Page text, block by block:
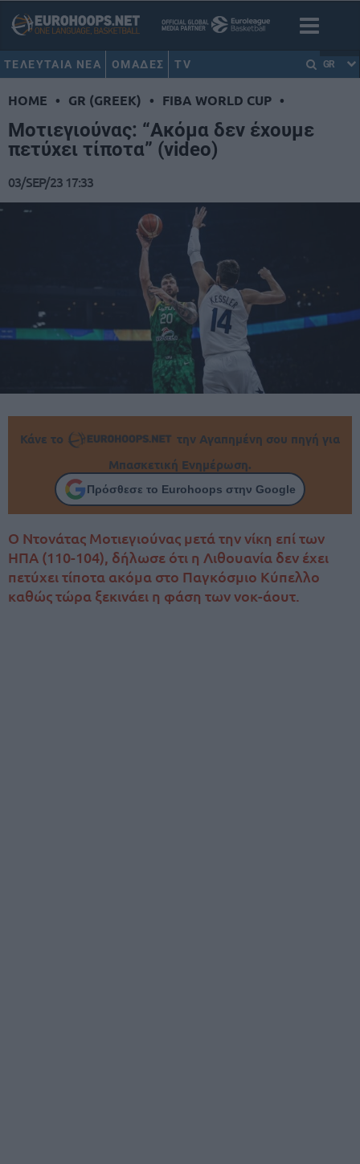
ΤΕΛΕΥΤΑΙΑ ΝΕΑ ΟΜΑΔΕΣ TV GR
HOME • GR (GREEK) • FIBA WORLD CUP •
Μοτιεγιούνας: “Ακόμα δεν έχουμε
πετύχει τίποτα” (video)
03/SEP/23 17:33
Κάνε το
την Αγαπημένη σου πηγή για
Μπασκετική Ενημέρωση.
Πρόσθεσε το Eurohoops στην Google
Ο Ντονάτας Μοτιεγιούνας μετά την νίκη επί των
ΗΠΑ (110-104), δήλωσε ότι η Λιθουανία δεν έχει
πετύχει τίποτα ακόμα στο Παγκόσμιο Κύπελλο
καθώς τώρα ξεκινάει η φάση των νοκ-άουτ.